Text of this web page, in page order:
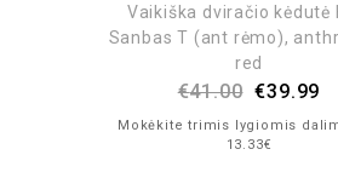
Vaikiška dviračio kėdutė
Sanbas T (ant rėmo),
red
€41.00 €39.99
Mokėkite trimis lygiomis
13.33€